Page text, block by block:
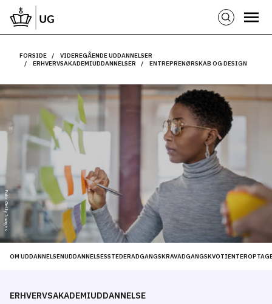
FORSIDE
VIDEREGÅENDE UDDANNELSER
ERHVERVSAKADEMIUDDANNELSER
ENTREPRENØRSKAB OG DESIGN
Foto: Getty Images
OM UDDANNELSENUDDANNELSESSTEDERADGANGSKRAVADGANGSKVOTIENTER
ERHVERVSAKADEMIUDDANNELSE